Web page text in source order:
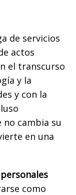
de servicios
actos
el transcurso
y la
y con la
cambia su
en una
como